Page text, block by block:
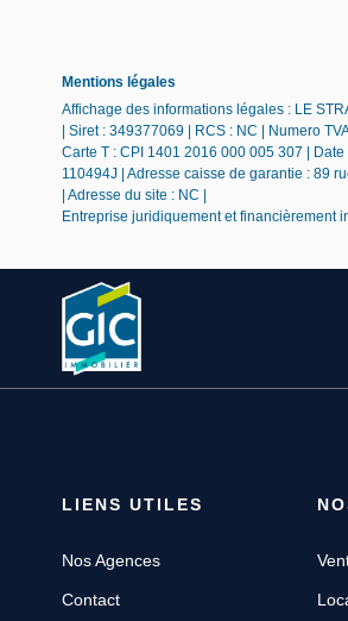
Mentions légales
Affichage des informations légales : LE
| Siret : 349377069 | RCS : NC | Numero
Carte T : CPI 1401 2016 000 005 307 |
110494J | Adresse caisse de garantie : 89
| Adresse du site : NC |
Entreprise juridiquement et financièrement
LIENS UTILES
Nos Agences
Contact